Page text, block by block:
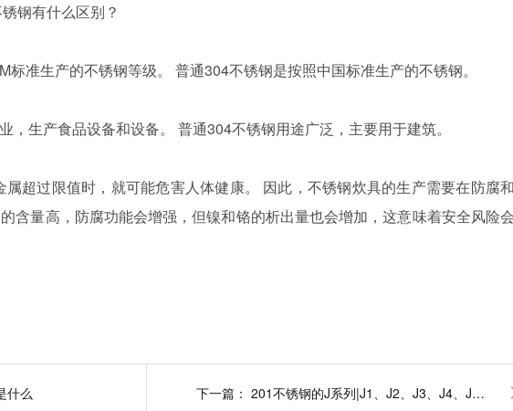
钢有什么区别？
准生产的不锈钢等级。 普通304不锈钢是按照中国标准生产的不锈钢。
，生产食品设备和设备。 普通304不锈钢用途广泛，主要用于建筑。
超过限值时，就可能危害人体健康。 因此，不锈钢炊具的生产需要在防腐和
含量高，防腐功能会增强，但镍和铬的析出量也会增加，这意味着安全风险会
什么 下一篇： 201不锈钢的J系列|J1、J2、J3、J4、J5有什么不同